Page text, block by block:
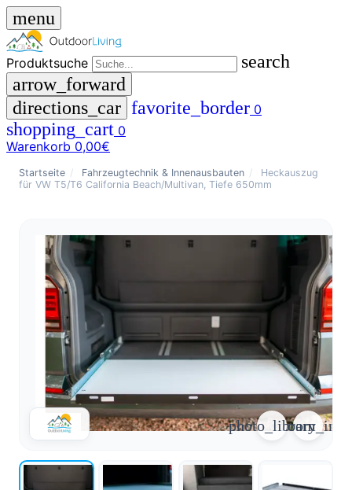
menu
Produktsuche
search
arrow_forward
directions_car favorite_border 0
shopping_cart 0
Warenkorb 0,00€
close
Produktsuche
search
arrow_forward
person
Login
favorite_border
Wunschliste
shopping_cart
Warenkorb
Über
Startseite / Fahrzeugtechnik & Innenausbauten /
Heckauszug
für VW T5/T6 California Beach/Multivan, Tiefe 650mm
zoom_in
photo_library